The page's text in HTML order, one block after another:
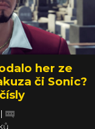
her ze
či Sonic?